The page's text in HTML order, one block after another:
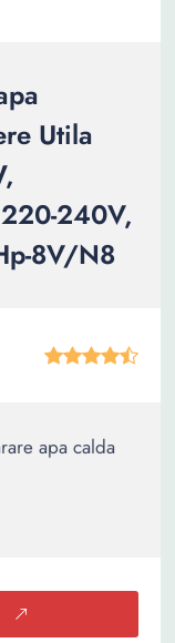
Utila
240V,
8V/N8
apa calda